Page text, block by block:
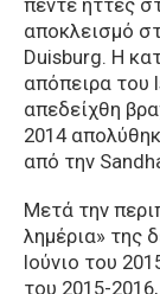
πέντε ήττες
αποκλεισμό
Duisburg. Η
απόπειρα του
απεδείχθη
2014
από την
Μετά την
λημέρια» της
Ιούνιο του
του 2015-